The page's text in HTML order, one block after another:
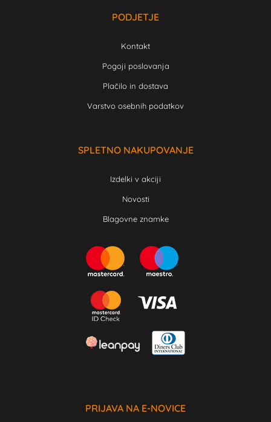
PODJETJE
Kontakt
Pogoji poslovanja
Plačilo in dostava
Varstvo osebnih podatkov
SPLETNO NAKUPOVANJE
Izdelki v akciji
Novosti
Blagovne znamke
PRIJAVA NA E-NOVICE